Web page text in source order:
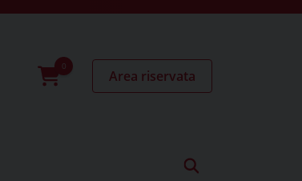
0
Area riservata